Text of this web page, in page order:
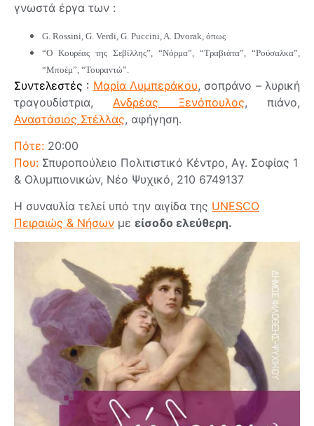
γνωστά έργα των :
G. Rossini, G. Verdi, G. Puccini, A. Dvorak, όπως
“Ο Κουρέας της Σεβίλλης”, “Νόρμα”, “Τραβιάτα”, “Ρούσαλκα”,
“Μποέμ”, “Τουραντώ”.
Συντελεστές : Μαρία Λυμπεράκου, σοπράνο – λυρική
τραγουδίστρια, Ανδρέας Ξενόπουλος, πιάνο,
Αναστάσιος Στέλλας, αφήγηση.
Πότε: 20:00
Που: Σπυροπούλειο Πολιτιστικό Κέντρο, Αγ. Σοφίας 1
& Ολυμπιονικών, Νέο Ψυχικό, 210 6749137
Η συναυλία τελεί υπό την αιγίδα της UNESCO
Πειραιώς & Νήσων με είσοδο ελεύθερη.